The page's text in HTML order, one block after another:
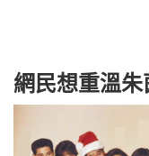
網民想重溫朱